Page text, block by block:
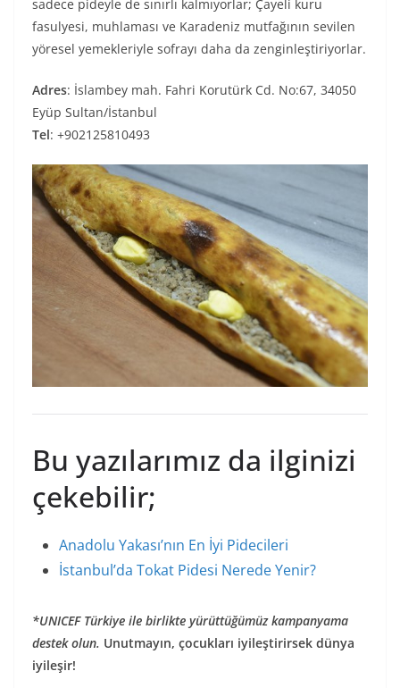
sadece pideyle de sınırlı kalmıyorlar; Çayeli kuru
fasulyesi, muhlaması ve Karadeniz mutfağının sevilen
yöresel yemekleriyle sofrayı daha da zenginleştiriyorlar.
Adres: İslambey mah. Fahri Korutürk Cd. No:67, 34050
Eyüp Sultan/İstanbul
Tel: +902125810493
Bu yazılarımız da ilginizi
çekebilir;
Anadolu Yakası’nın En İyi Pidecileri
İstanbul’da Tokat Pidesi Nerede Yenir?
*UNICEF Türkiye ile birlikte yürüttüğümüz kampanyama
destek olun. Unutmayın, çocukları iyileştirirsek dünya
iyileşir!